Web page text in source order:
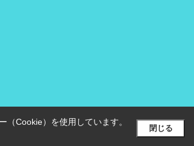
Cookie）を使用しています。
閉じる